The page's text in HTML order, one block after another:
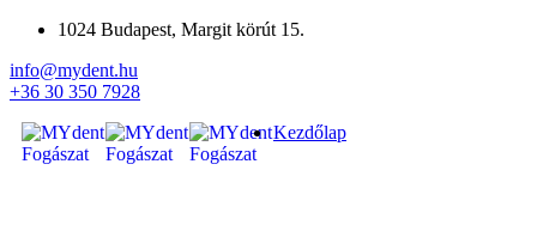
1024 Budapest, Margit körút 15.
info@mydent.hu
+36 30 350 7928
Kezdőlap